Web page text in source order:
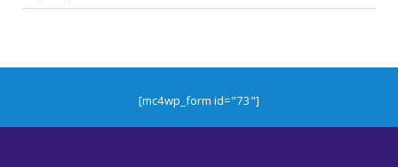
[mc4wp_form id="73"]